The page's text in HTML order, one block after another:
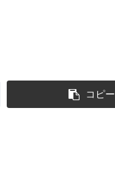
コピー